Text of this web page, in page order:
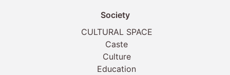
Society
CULTURAL SPACE
Caste
Culture
Education